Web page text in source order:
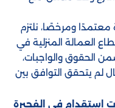
معتمدًا ومرخصًا، نلتزم
العمالة المنزلية في
الحقوق والواجبات،
لم يتحقق التوافق بين
استقدام في الفجيرة